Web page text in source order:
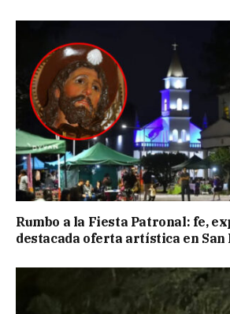
Rumbo a la Fiesta Patronal: fe,
destacada oferta artística en San